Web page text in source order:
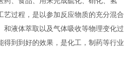
艺过程，是以参加反应物质的充分混合
和液体萃取以及气体吸收等物理变化过
得到到好的效果，是化工，制药等行业